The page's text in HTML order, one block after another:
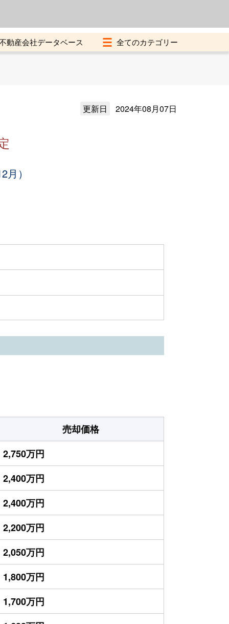
動産会社データベース
更新日 2024年08月07日
）
売却価格
2,750万円
2,400万円
2,400万円
2,200万円
2,050万円
1,800万円
1,700万円